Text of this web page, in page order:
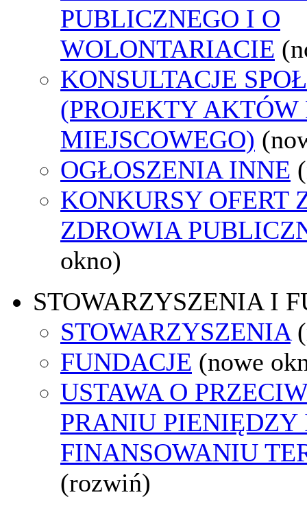
PUBLICZNEGO I O
WOLONTARIACIE
KONSULTACJE
(PROJEKTY AKTÓW
MIEJSCOWEGO)
OGŁOSZENIA INNE
KONKURSY OFERT
ZDROWIA
okno)
STOWARZYSZENIA I
STOWARZYSZENIA
FUNDACJE (nowe
USTAWA O
PRANIU PIENIĘDZY
FINANSOWANIU
(rozwiń)